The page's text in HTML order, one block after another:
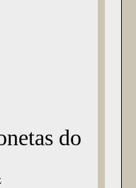
do